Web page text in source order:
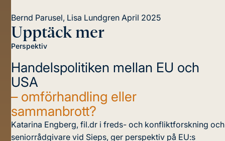
Bernd Parusel, Lisa Lundgren April 2025
Upptäck mer
Perspektiv
Handelspolitiken mellan EU och
USA
– omförhandling eller
sammanbrott?
Katarina Engberg, fil.dr i freds- och konfliktforskning och
seniorrådgivare vid Sieps, ger perspektiv på EU:s